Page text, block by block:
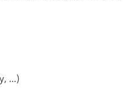
...)